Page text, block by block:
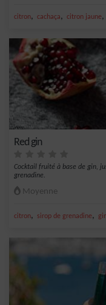
citron, cachaça, citron jaune,
Red gin
Cocktail fruité à base de gin,
grenadine.
Moyenne
citron, sirop de grenadine,